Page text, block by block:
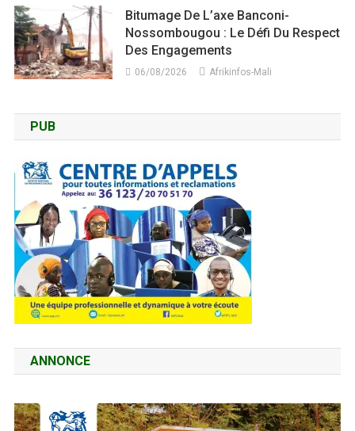
Bitumage De L’axe Banconi-
Nossombougou : Le Défi Du Respect
Des Engagements
06/08/2026 Afrikinfos-Mali
PUB
ANNONCE